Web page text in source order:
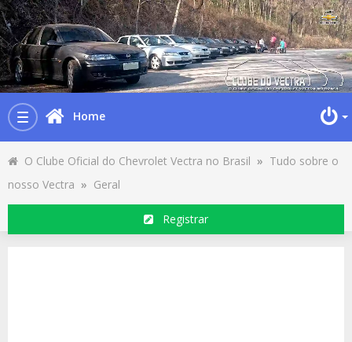
Toggle
navigation
Home
O Clube Oficial do Chevrolet Vectra no Brasil » Tudo sobre o
nosso Vectra » Geral
Registrar